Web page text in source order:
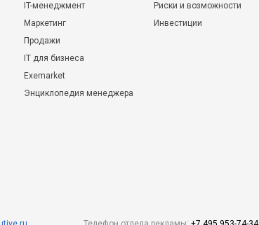
IT-менеджмент
Маркетинг
Продажи
IT для бизнеса
Exemarket
Энциклопедия менеджера
Риски и возможности
Инвестиции